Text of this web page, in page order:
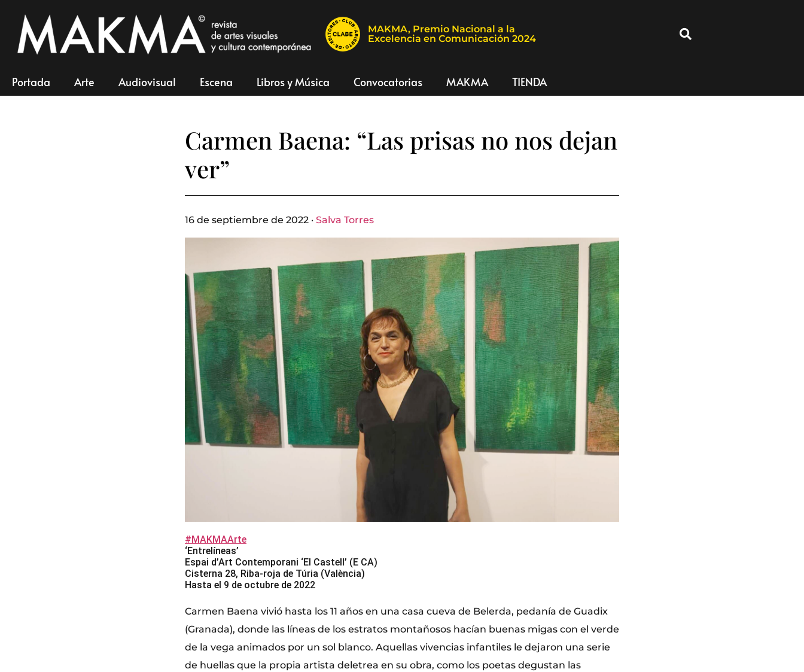
MAKMA, Premio Nacional a la
Excelencia en Comunicación 2024
Portada Arte Audiovisual Escena Libros y Música Convocatorias MAKMA TIENDA
Carmen Baena: “Las prisas no nos dejan
ver”
16 de septiembre de 2022 · Salva Torres
#MAKMAArte
‘Entrelíneas’
Espai d’Art Contemporani ‘El Castell’ (E CA)
Cisterna 28, Riba-roja de Túria (València)
Hasta el 9 de octubre de 2022
Carmen Baena vivió hasta los 11 años en una casa cueva de Belerda, pedanía de Guadix
(Granada), donde las líneas de los estratos montañosos hacían buenas migas con el verde
de la vega animados por un sol blanco. Aquellas vivencias infantiles le dejaron una serie
de huellas que la propia artista deletrea en su obra, como los poetas degustan las